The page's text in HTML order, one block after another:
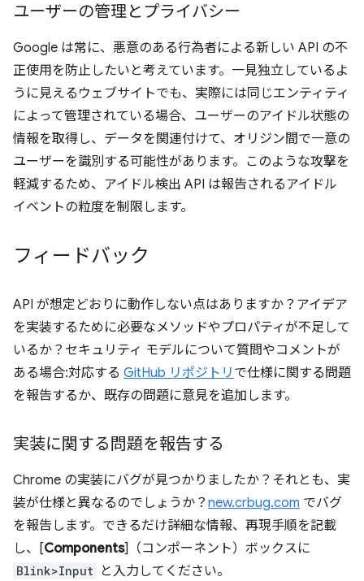
ユーザーの管理とプライバシー
Google は常に、悪意のある行為者による新しい API の不
正使用を防止したいと考えています。一見独立しているよ
うに見えるウェブサイトでも、実際には同じエンティティ
によって管理されている場合、ユーザーのアイドル状態の
情報を取得し、データを関連付けて、オリジン間で一意の
ユーザーを識別する可能性があります。このような攻撃を
軽減するため、アイドル検出 API は報告されるアイドル
イベントの粒度を制限します。
フィードバック
API が想定どおりに動作しない点はありますか？アイデア
を実装するために必要なメソッドやプロパティが不足して
いるか？セキュリティ モデルについて質問やコメントが
ある場合:対応する GitHub リポジトリ で仕様に関する問題
を報告するか、既存の問題に意見を追加します。
実装に関する問題を報告する
Chrome の実装にバグが見つかりましたか？それとも、実
装が仕様と異なるのでしょうか？ new.crbug.com でバグ
を報告します。できるだけ詳細な情報、再現手順を記載
し、[Components]（コンポーネント）ボックスに
Blink>Input と入力してください。